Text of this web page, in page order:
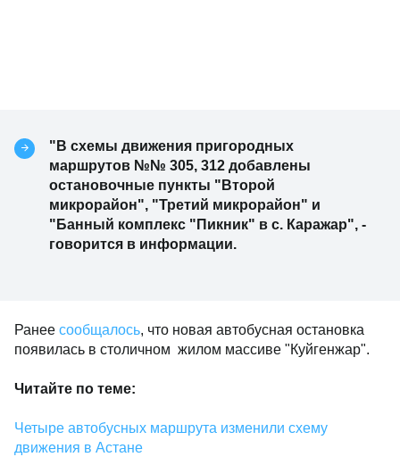
"В схемы движения пригородных
маршрутов №№ 305, 312 добавлены
остановочные пункты "Второй
микрорайон", "Третий микрорайон" и
"Банный комплекс "Пикник" в с. Каражар", -
говорится в информации.
Ранее сообщалось, что новая автобусная остановка
появилась в столичном жилом массиве "Куйгенжар".
Читайте по теме:
Четыре автобусных маршрута изменили схему
движения в Астане